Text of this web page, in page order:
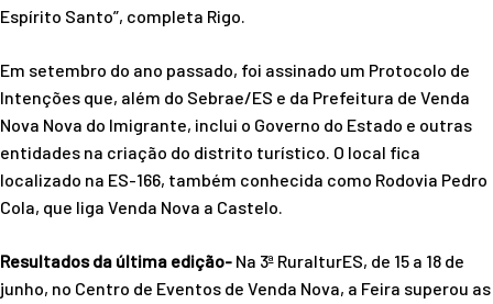
Espírito Santo”, completa Rigo.
Em setembro do ano passado, foi assinado um Protocolo de
Intenções que, além do Sebrae/ES e da Prefeitura de Venda
Nova Nova do Imigrante, inclui o Governo do Estado e outras
entidades na criação do distrito turístico. O local fica
localizado na ES-166, também conhecida como Rodovia Pedro
Cola, que liga Venda Nova a Castelo.
Resultados da última edição- Na 3ª RuralturES, de 15 a 18 de
junho, no Centro de Eventos de Venda Nova, a Feira superou as